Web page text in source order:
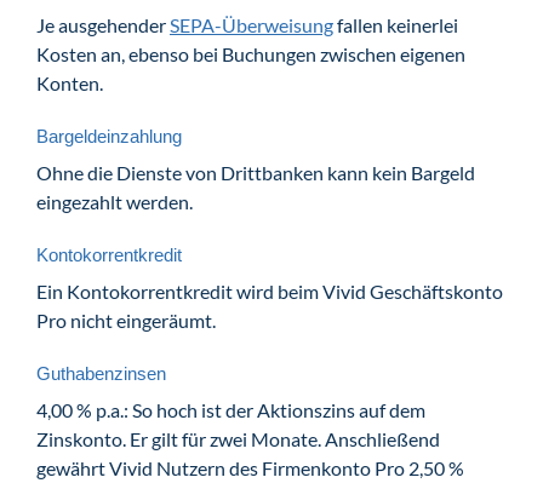
Je ausgehender SEPA-Überweisungfallen keinerlei
Kosten an, ebenso bei Buchungen zwischen eigenen
Konten.
Bargeldeinzahlung
Ohne die Dienste von Drittbanken kann kein Bargeld
eingezahlt werden.
Kontokorrentkredit
Ein Kontokorrentkredit wird beim Vivid Geschäftskonto
Pro nicht eingeräumt.
Guthabenzinsen
4,00 % p.a.: So hoch ist der Aktionszins auf dem
Zinskonto. Er gilt für zwei Monate. Anschließend
gewährt Vivid Nutzern des Firmenkonto Pro 2,50 %